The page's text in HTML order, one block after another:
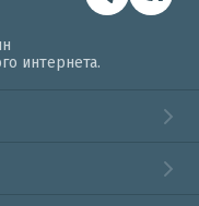
интернета.